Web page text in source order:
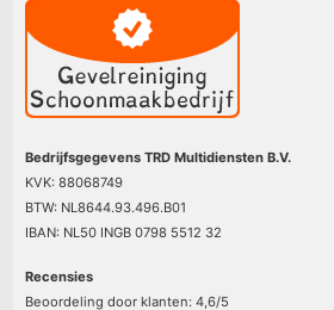
Bedrijfsgegevens TRD Multidiensten B.V.
KVK: 88068749
BTW: NL8644.93.496.B01
IBAN: NL50 INGB 0798 5512 32
Recensies
Beoordeling door klanten:4,6/5